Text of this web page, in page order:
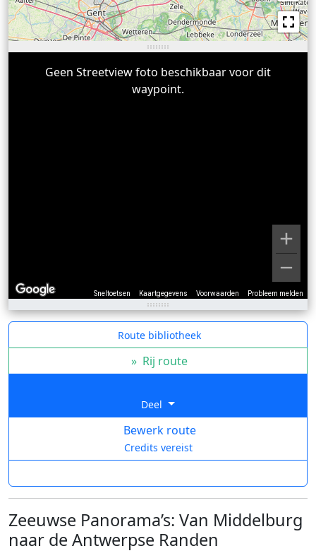
Sneltoetsen Kaartgegevens Voorwaarden Probleem melden
Geen Streetview foto beschikbaar voor dit
waypoint.
Route bibliotheek
» Rij route
Deel
Bewerk route
Credits vereist
Zeeuwse Panorama’s: Van Middelburg
naar de Antwerpse Randen